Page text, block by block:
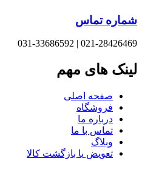
شماره تماس
021-28426469 | 031-33686592
لینک های مهم
صفحه اصلی
فروشگاه
درباره ما
تماس با ما
وبلاگ
تعویض یا بازگشت کالا